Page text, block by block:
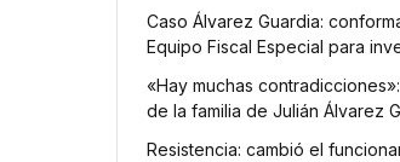
Caso Álvarez Guardia:
Equipo Fiscal Especial para
«Hay muchas
de la familia de Julián Álvarez
Resistencia: cambió el